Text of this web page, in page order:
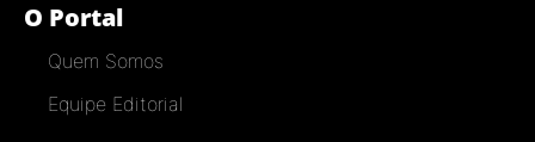
O Portal
Quem Somos
Equipe Editorial